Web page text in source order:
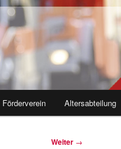
Förderverein Altersabteilung
Weiter →